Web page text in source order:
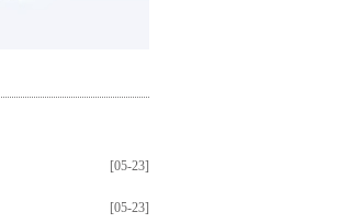
[05-23]
[05-23]